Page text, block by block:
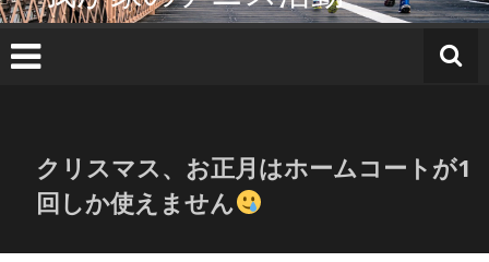
キ
ッ
クリスマス、お正月はホームコートが1
回しか使えません